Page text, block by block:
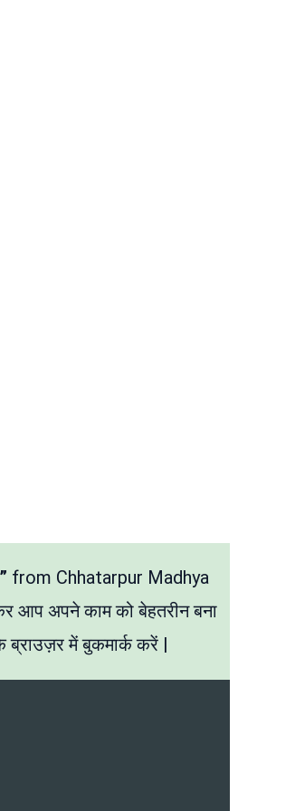
from Chhatarpur Madhya
आप अपने काम को बेहतरीन बना
में बुकमार्क करें |